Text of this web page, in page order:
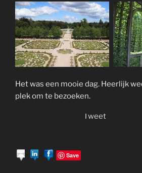
Het was een mooie dag. Heerlijk
plek om te bezoeken.
Tweet
Save